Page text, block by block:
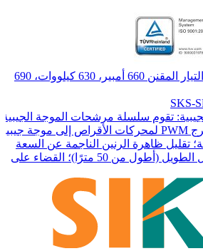
مرشح الموجة الجيبية، التيار المقنن 660 أمبير، 630 كيلووات، 690
تقوم سلسلة مرشحات الموجة الجيبية
SWF بتحويل إشارة الخرج PWM لمحركات الأقراص إلى موجة جيبية
تقليل ظاهرة الرنين الناجمة عن السعة
والمحاثة الموزعة للكابل الطويل (أطول من 50 مترًا)؛ القضاء على